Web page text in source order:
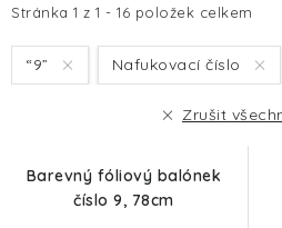
i
s
p
d
Stránka 1 z 1 - 16 položek celkem
e
n
í
o
“9” Nafukovací číslo
Zrušit
Barevný fóliový balónek
číslo 9, 78cm